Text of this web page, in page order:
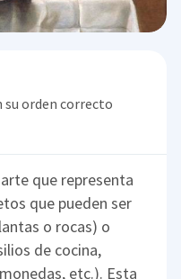
su orden correcto
que representa
que pueden ser
o rocas) o
de cocina,
etc.). Esta